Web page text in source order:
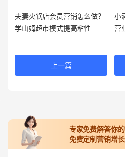
夫妻火锅店会员营销怎么做？
学山姆超市模式提高粘性
上一篇
小
营
专家免费解答你
免费定制营销增